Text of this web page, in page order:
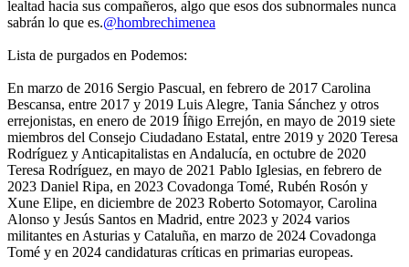
lealtad hacia sus compañeros, algo que esos dos subnormales nunca
sabrán lo que es.@hombrechimenea
Lista de purgados en Podemos:
En marzo de 2016 Sergio Pascual, en febrero de 2017 Carolina
Bescansa, entre 2017 y 2019 Luis Alegre, Tania Sánchez y otros
errejonistas, en enero de 2019 Íñigo Errejón, en mayo de 2019 siete
miembros del Consejo Ciudadano Estatal, entre 2019 y 2020 Teresa
Rodríguez y Anticapitalistas en Andalucía, en octubre de 2020
Teresa Rodríguez, en mayo de 2021 Pablo Iglesias, en febrero de
2023 Daniel Ripa, en 2023 Covadonga Tomé, Rubén Rosón y
Xune Elipe, en diciembre de 2023 Roberto Sotomayor, Carolina
Alonso y Jesús Santos en Madrid, entre 2023 y 2024 varios
militantes en Asturias y Cataluña, en marzo de 2024 Covadonga
Tomé y en 2024 candidaturas críticas en primarias europeas.